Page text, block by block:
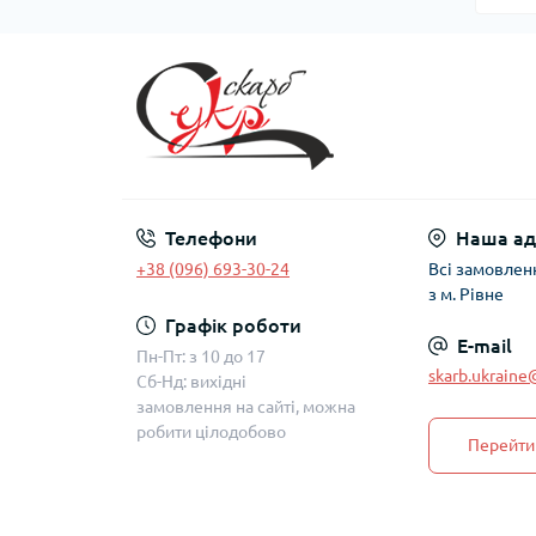
Телефони
+38 (096) 693-30-24
Графік роботи
Пн-Пт: з 10 до 17
Сб-Нд: вихідні
замовлення на сайті, можна
робити цілодобово
Наша
Всі
з м. Рівне
E-mail
Перейти